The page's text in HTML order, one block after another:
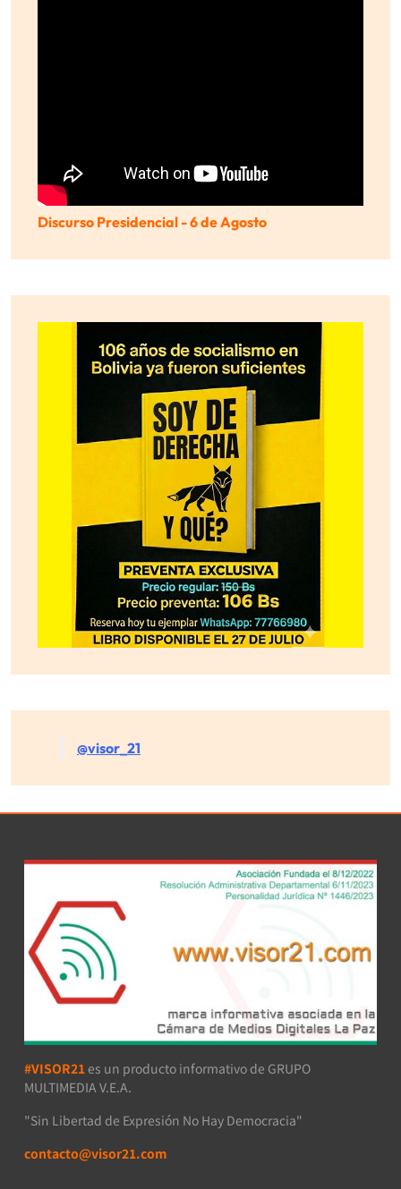
Discurso Presidencial - 6 de Agosto
@visor_21
#VISOR21 es un producto informativo de GRUPO
MULTIMEDIA V.E.A.
"Sin Libertad de Expresión No Hay Democracia"
contacto@visor21.com